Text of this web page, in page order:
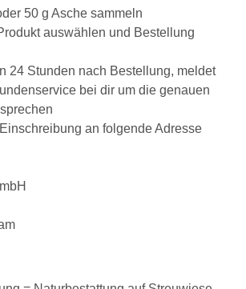
50 g Asche sammeln
auswählen und Bestellung
24 Stunden nach Bestellung, meldet
bei dir um die genauen
an folgende Adresse